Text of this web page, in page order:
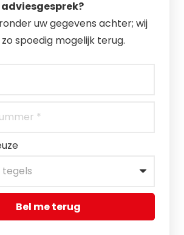
uw gegevens achter; wij
spoedig mogelijk terug.
Bel me terug